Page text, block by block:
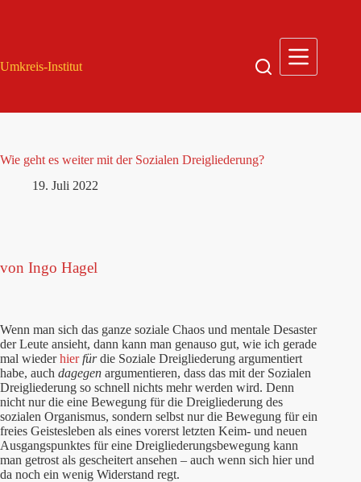
Umkreis-Institut
Wie geht es weiter mit der Sozialen Dreigliederung?
19. Juli 2022
von Ingo Hagel
Wenn man sich das ganze soziale Chaos und mentale Desaster
der Leute ansieht, dann kann man genauso gut, wie ich gerade
mal wiederhier fürdie Soziale Dreigliederung argumentiert
habe, auch dagegen argumentieren, dass das mit der Sozialen
Dreigliederung so schnell nichts mehr werden wird. Denn
nicht nur die eine Bewegung für die Dreigliederung des
sozialen Organismus, sondern selbst nur die Bewegung für ein
freies Geistesleben als eines vorerst letzten Keim- und neuen
Ausgangspunktes für eine Dreigliederungsbewegung kann
man getrost als gescheitert ansehen – auch wenn sich hier und
da noch ein wenig Widerstand regt.